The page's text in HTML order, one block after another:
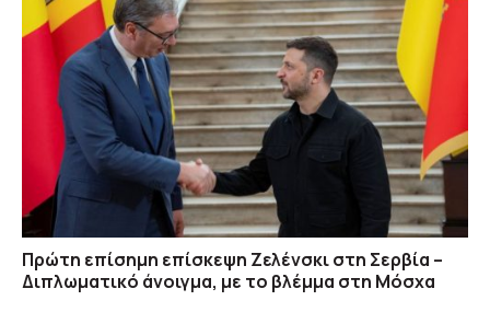
Πρώτη επίσημη επίσκεψη Ζελένσκι στη Σερβία –
Διπλωματικό άνοιγμα, με το βλέμμα στη Μόσχα